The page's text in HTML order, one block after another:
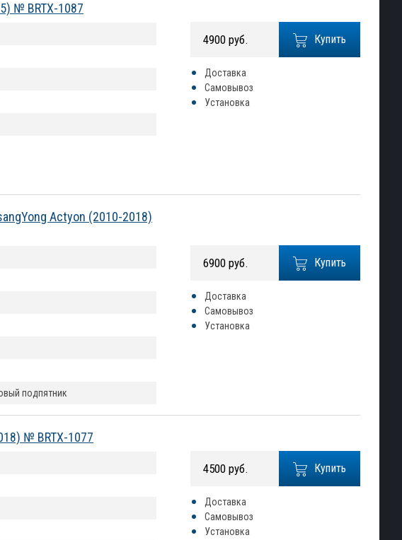
№ BRTX-1087
Купить
4900 руб.
Доставка
Самовывоз
Установка
Actyon (2010-2018)
Купить
6900 руб.
Доставка
Самовывоз
Установка
подпятник
№ BRTX-1077
Купить
4500 руб.
Доставка
Самовывоз
Установка